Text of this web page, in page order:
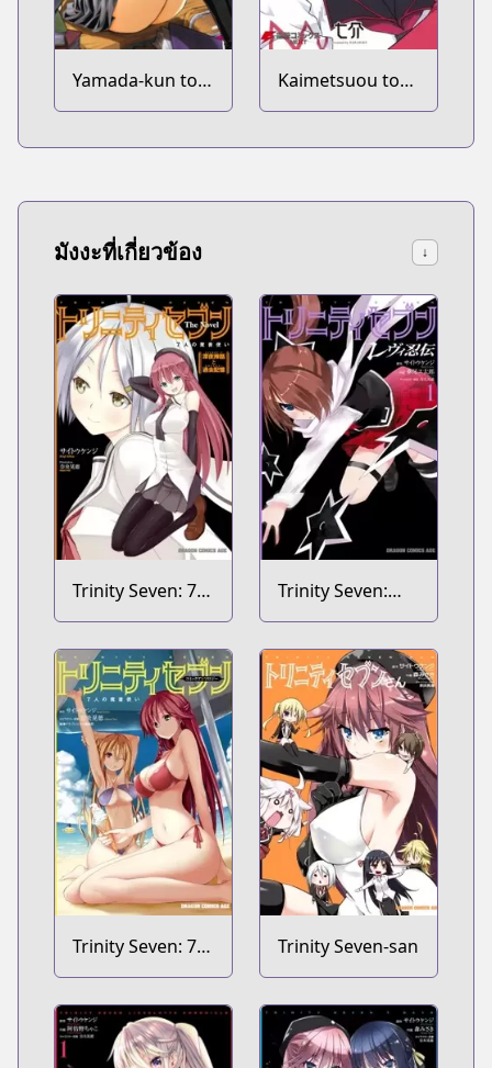
Yamada-kun to
7-nin no Majo
Kaimetsuou to
12-nin no Hoshi
มังงะที่เกี่ยวข้อง ↓
Trinity Seven: 7-
nin no
Mashotsukai
The Novel
Trinity Seven:
Levi Ninden
Trinity Seven: 7-
nin no
Mashotsukai
Comic Anthology
Trinity Seven-san